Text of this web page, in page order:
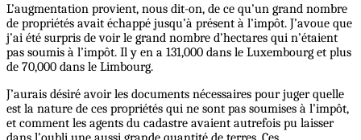
L’augmentation provient, nous dit-on, de ce qu’un grand nombre
de propriétés avait échappé jusqu’à présent à l’impôt. J’avoue que
j’ai été surpris de voir le grand nombre d’hectares qui n’étaient
pas soumis à l’impôt. Il y en a 131,000 dans le Luxembourg et plus
de 70,000 dans le Limbourg.
J’aurais désiré avoir les documents nécessaires pour juger quelle
est la nature de ces propriétés qui ne sont pas soumises à l’impôt,
et comment les agents du cadastre avaient autrefois pu laisser